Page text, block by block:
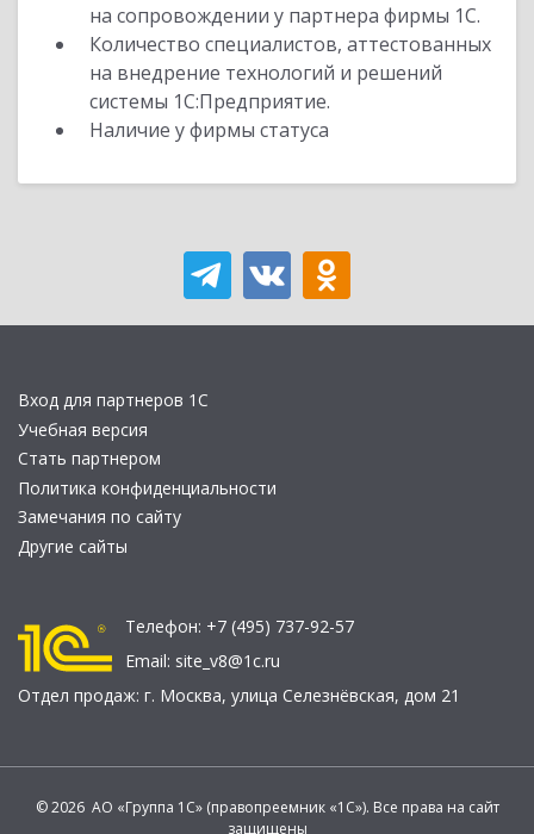
на сопровождении у партнера фирмы 1С.
Количество специалистов, аттестованных
на внедрение технологий и решений
системы 1С:Предприятие.
Наличие у фирмы статуса
Вход для партнеров 1С
Учебная версия
Стать партнером
Политика конфиденциальности
Замечания по сайту
Другие сайты
Телефон: +7 (495) 737-92-57
Email: site_v8@1c.ru
Отдел продаж: г. Москва, улица Селезнёвская, дом 21
© 2026 АО «Группа 1С» (правопреемник «1С»). Все права на сайт
защищены